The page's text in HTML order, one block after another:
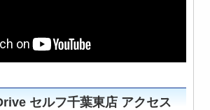
セルフ千葉東店 アクセス